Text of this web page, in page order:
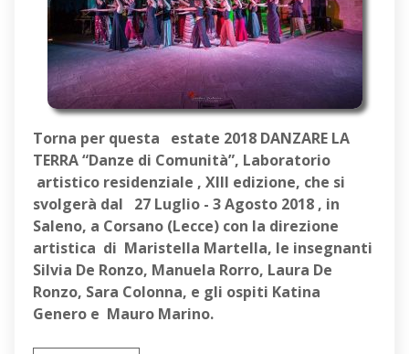
Torna per questa estate 2018 DANZARE LA
TERRA “Danze di Comunità”, Laboratorio
artistico residenziale , XIII edizione, che si
svolgerà dal 27 Luglio - 3 Agosto 2018 , in
Saleno, a Corsano (Lecce) con la direzione
artistica di Maristella Martella, le insegnanti
Silvia De Ronzo, Manuela Rorro, Laura De
Ronzo, Sara Colonna, e gli ospiti Katina
Genero e Mauro Marino.